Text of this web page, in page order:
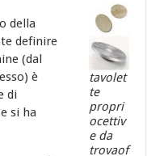
tavolet
te
propri
ocettiv
e da
trovaof
della
definire
(dal
è
di
si ha